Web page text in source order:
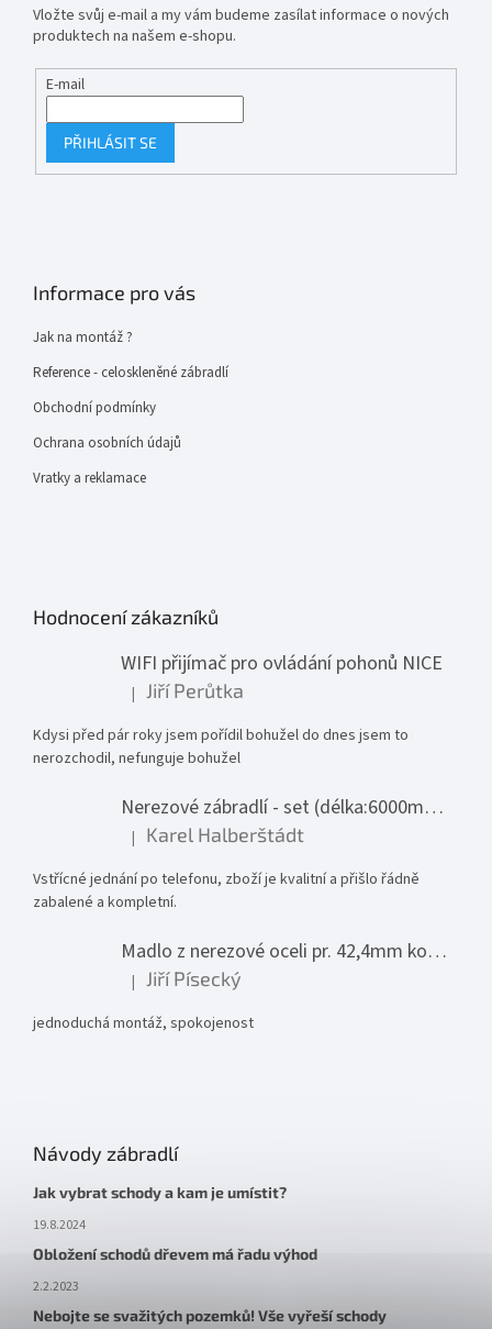
Vložte svůj e-mail a my vám budeme zasílat informace o nových
produktech na našem e-shopu.
E-mail
PŘIHLÁSIT SE
Informace pro vás
Jak na montáž ?
Reference - celoskleněné zábradlí
Obchodní podmínky
Ochrana osobních údajů
Vratky a reklamace
Hodnocení zákazníků
WIFI přijímač pro ovládání pohonů NICE
Hodnocení produktu je 1 z 5 hvězdiček.
| Jiří Perůtka
Kdysi před pár roky jsem pořídil bohužel do dnes jsem to
nerozchodil, nefunguje bohužel
Nerezové zábradlí - set (délka:6000mm x výška:1000mm)
Hodnocení produktu je 5 z 5 hvězdiček.
| Karel Halberštádt
Vstřícné jednání po telefonu, zboží je kvalitní a přišlo řádně
zabalené a kompletní.
Madlo z nerezové oceli pr. 42,4mm komplet - model 0116 - 3000mm
Hodnocení produktu je 5 z 5 hvězdiček.
| Jiří Písecký
jednoduchá montáž, spokojenost
Návody zábradlí
Jak vybrat schody a kam je umístit?
19.8.2024
Obložení schodů dřevem má řadu výhod
2.2.2023
Nebojte se svažitých pozemků! Vše vyřeší schody